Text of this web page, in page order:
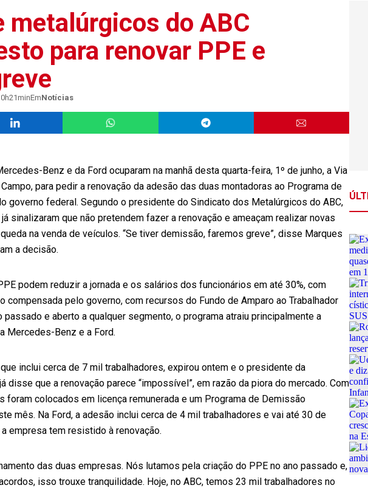
metalúrgicos do ABC
para renovar PPE e
EmNotícias
Benz e da Ford ocuparam na manhã desta quarta-feira, 1º de junho, a Via
para pedir a renovação da adesão das duas montadoras ao Programa de
governo federal. Segundo o presidente do Sindicato dos Metalúrgicos do ABC,
sinalizaram que não pretendem fazer a renovação e ameaçam realizar novas
na venda de veículos. “Se tiver demissão, faremos greve”, disse Marques
a decisão.
podem reduzir a jornada e os salários dos funcionários em até 30%, com
compensada pelo governo, com recursos do Fundo de Amparo ao Trabalhador
passado e aberto a qualquer segmento, o programa atraiu principalmente a
Mercedes-Benz e a Ford.
inclui cerca de 7 mil trabalhadores, expirou ontem e o presidente da
disse que a renovação parece “impossível”, em razão da piora do mercado. Com
foram colocados em licença remunerada e um Programa de Demissão
mês. Na Ford, a adesão inclui cerca de 4 mil trabalhadores e vai até 30 de
empresa tem resistido à renovação.
das duas empresas. Nós lutamos pela criação do PPE no ano passado e,
isso trouxe tranquilidade. Hoje, no ABC, temos 23 mil trabalhadores no